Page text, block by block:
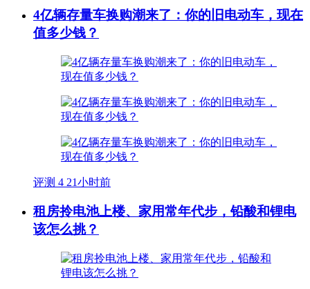
4亿辆存量车换购潮来了：你的旧电动车，现在
值多少钱？
评测 4 21小时前
租房拎电池上楼、家用常年代步，铅酸和锂电
该怎么挑？